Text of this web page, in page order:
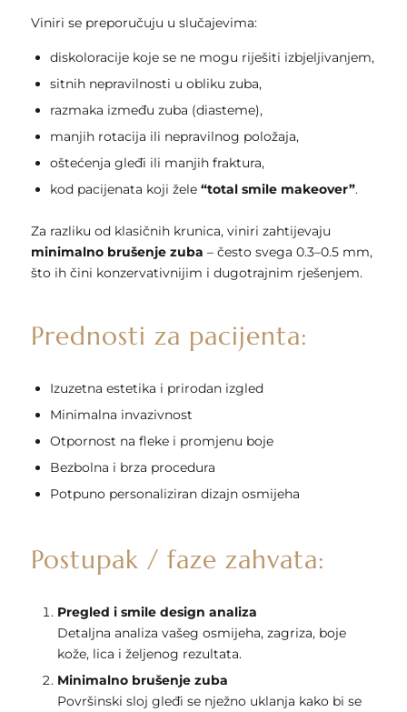
Viniri se preporučuju u slučajevima:
diskoloracije koje se ne mogu riješiti izbjeljivanjem,
sitnih nepravilnosti u obliku zuba,
razmaka između zuba (diasteme),
manjih rotacija ili nepravilnog položaja,
oštećenja gleđi ili manjih fraktura,
kod pacijenata koji žele “total smile makeover”.
Za razliku od klasičnih krunica, viniri zahtijevaju
minimalno brušenje zuba – često svega 0.3–0.5 mm,
što ih čini konzervativnijim i dugotrajnim rješenjem.
Prednosti za pacijenta:
Izuzetna estetika i prirodan izgled
Minimalna invazivnost
Otpornost na fleke i promjenu boje
Bezbolna i brza procedura
Potpuno personaliziran dizajn osmijeha
Postupak / faze zahvata:
Pregled i smile design analiza
Detaljna analiza vašeg osmijeha, zagriza, boje
kože, lica i željenog rezultata.
Minimalno brušenje zuba
Površinski sloj gleđi se nježno uklanja kako bi se